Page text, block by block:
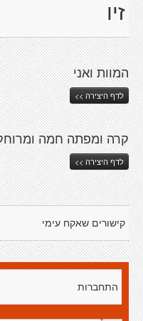
זיו
המוות ואני
לדף היצירה >>
קרה ומפתה חמה
לדף היצירה >>
קישורים שאקח עימי
התחברות